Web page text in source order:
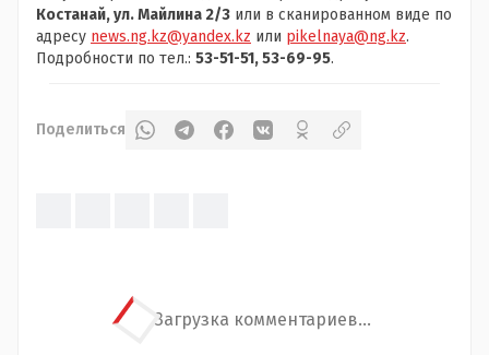
Костанай, ул. Майлина 2/3 или в сканированном виде по
адресу news.ng.kz@yandex.kz или pikelnaya@ng.kz.
Подробности по тел.: 53-51-51, 53-69-95.
Поделиться
Загрузка комментариев...